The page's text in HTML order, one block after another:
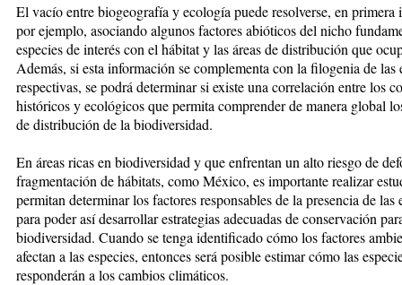
El vacío entre biogeografía y ecología puede resolverse, en primera
por ejemplo, asociando algunos factores abióticos del nicho
especies de interés con el hábitat y las áreas de distribución que
Además, si esta información se complementa con la filogenia de las
respectivas, se podrá determinar si existe una correlación entre los
históricos y ecológicos que permita comprender de manera global
de distribución de la biodiversidad.
En áreas ricas en biodiversidad y que enfrentan un alto riesgo de
fragmentación de hábitats, como México, es importante realizar
permitan determinar los factores responsables de la presencia de las
para poder así desarrollar estrategias adecuadas de conservación
biodiversidad. Cuando se tenga identificado cómo los factores
afectan a las especies, entonces será posible estimar cómo las
responderán a los cambios climáticos.